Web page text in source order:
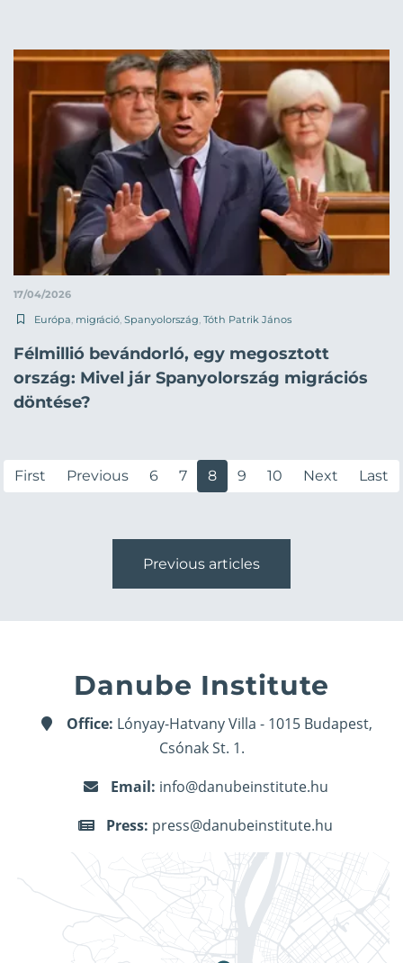
17/04/2026
Európa, migráció, Spanyolország, Tóth Patrik János
Félmillió bevándorló, egy megosztott
ország: Mivel jár Spanyolország migrációs
döntése?
First Previous 6 7 8 9 10 Next Last
Previous articles
Danube Institute
Office: Lónyay-Hatvany Villa - 1015 Budapest,
Csónak St. 1.
Email: info@danubeinstitute.hu
Press: press@danubeinstitute.hu